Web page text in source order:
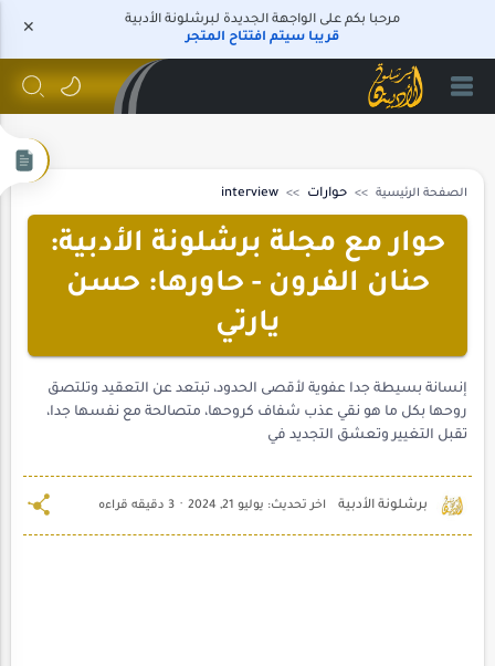
مرحبا بكم على الواجهة الجديدة لبرشلونة الأدبية
قريبا سيتم افتتاح المتجر
الصفحة الرئيسية حوارات interview
حوار مع مجلة برشلونة الأدبية:
حنان الفرون - حاورها: حسن
يارتي
إنسانة بسيطة جدا عفوية لأقصى الحدود، تبتعد عن التعقيد وتلتصق
روحها بكل ما هو نقي عذب شفاف كروحها، متصالحة مع نفسها جدا،
تقبل التغيير وتعشق التجديد في
3 دقيقه قراءه